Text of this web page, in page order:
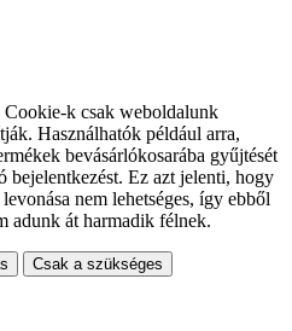
Cookie-k csak weboldalunk
Használhatók például arra,
bevásárlókosarába gyűjtését
bejelentkezést. Ez azt jelenti, hogy
nem lehetséges, így ebből
adunk át harmadik félnek.
Csak a szükséges